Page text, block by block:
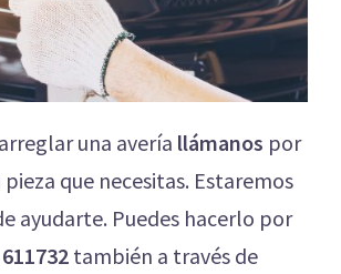
una avería llámanos por
que necesitas. Estaremos
ayudarte. Puedes hacerlo por
también a través de